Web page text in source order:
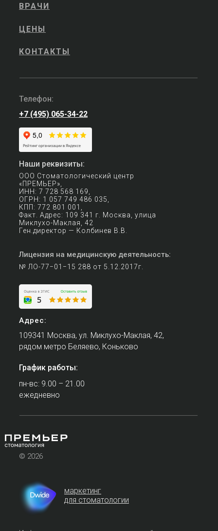
Лицензия на медицинскую деятельность:
№ ЛО-77−01−15 288 от 5.12.2017г.
ООО Стоматологический центр
«ПРЕМЬЕР»,
ИНН: 7 728 568 169,
ОГРН: 1 057 749 486 035,
КПП: 772 801 001,
Факт. Адрес: 109 341 г. Москва, улица
Миклухо-Маклая, 42
Ген.директор — Колбинев В.В.
Адрес:
маркетинг
для стоматологии
ВРАЧИ
ЦЕНЫ
КОНТАКТЫ
+7 (495) 065-34-22
Наши реквизиты:
Телефон:
109341 Москва, ул. Миклухо-Маклая, 42,
рядом метро Беляево, Коньково
График работы:
пн-вс: 9.00 – 21.00
ежедневно
© 2026